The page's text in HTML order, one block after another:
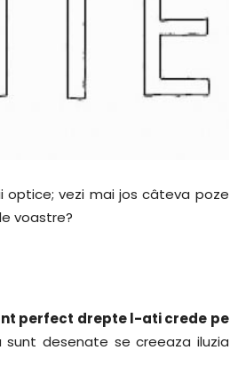
optice; vezi mai jos câteva poze
voastre?
perfect drepte l-ati crede pe
desenate se creeaza iluzia